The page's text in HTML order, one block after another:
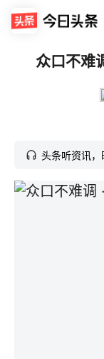
众口不难
头条听资讯